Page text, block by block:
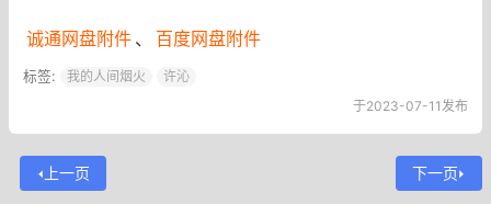
诚通网盘附件 、 百度网盘附件
标签: 我的人间烟火
许沁
于2023-07-11发布
上一页 下一页